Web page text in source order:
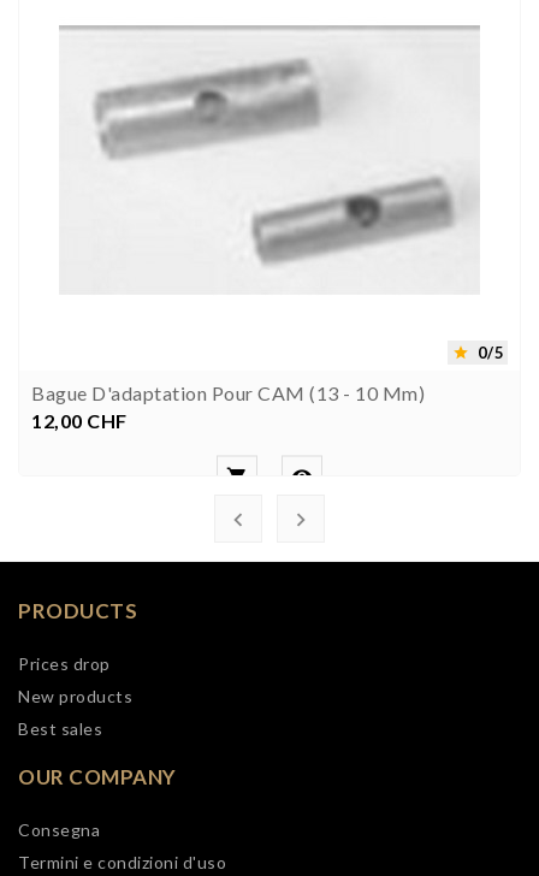
 0/5
Bague D'adaptation Pour CAM (13 - 10 Mm)
Prezzo
12,00 CHF
 
 
PRODUCTS
Prices drop
New products
Best sales
OUR COMPANY
Consegna
Termini e condizioni d'uso